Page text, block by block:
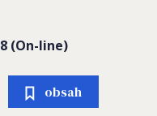
(On-line)
obsah